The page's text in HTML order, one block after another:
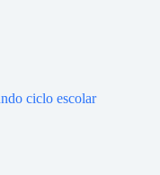
ciclo escolar